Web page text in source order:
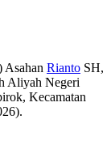
Rianto SH,
Aliyah Negeri
Kecamatan